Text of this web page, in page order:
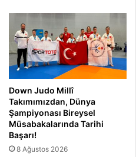
Down Judo Millî
Takımımızdan, Dünya
Şampiyonası Bireysel
Müsabakalarında Tarihi
Başarı!
8 Ağustos 2026